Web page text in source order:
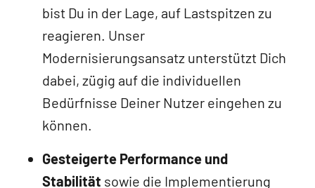
bist Du in der Lage, auf Lastspitzen zu
reagieren. Unser
Modernisierungsansatz unterstützt Dich
dabei, zügig auf die individuellen
Bedürfnisse Deiner Nutzer eingehen zu
können.
Gesteigerte Performance und
Stabilität sowie die Implementierung